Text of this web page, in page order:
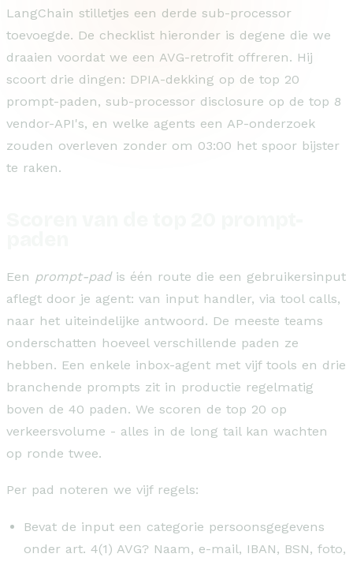
LangChain stilletjes een derde sub-processor
toevoegde. De checklist hieronder is degene die we
draaien voordat we een AVG-retrofit offreren. Hij
scoort drie dingen: DPIA-dekking op de top 20
prompt-paden, sub-processor disclosure op de top 8
vendor-API's, en welke agents een AP-onderzoek
zouden overleven zonder om 03:00 het spoor bijster
te raken.
Een prompt-padis één route die een gebruikersinput
aflegt door je agent: van input handler, via tool calls,
naar het uiteindelijke antwoord. De meeste teams
onderschatten hoeveel verschillende paden ze
hebben. Een enkele inbox-agent met vijf tools en drie
branchende prompts zit in productie regelmatig
boven de 40 paden. We scoren de top 20 op
verkeersvolume - alles in de long tail kan wachten
op ronde twee.
Per pad noteren we vijf regels:
Bevat de input een categorie persoonsgegevens
onder art. 4(1) AVG? Naam, e-mail, IBAN, BSN, foto,